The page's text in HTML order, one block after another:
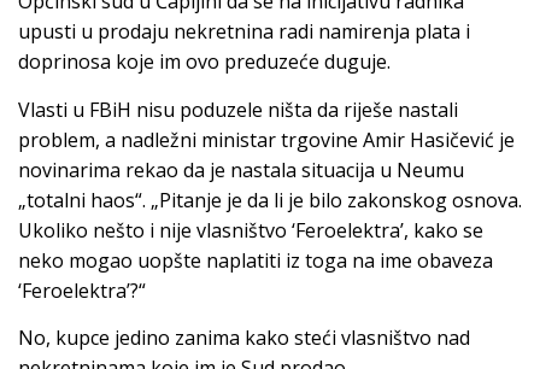
upusti u prodaju nekretnina radi namirenja plata i
doprinosa koje im ovo preduzeće duguje.
Vlasti u FBiH nisu poduzele ništa da riješe nastali
problem, a nadležni ministar trgovine Amir Hasičević je
novinarima rekao da je nastala situacija u Neumu
„totalni haos“. „Pitanje je da li je bilo zakonskog osnova.
Ukoliko nešto i nije vlasništvo ‘Feroelektra’, kako se
neko mogao uopšte naplatiti iz toga na ime obaveza
‘Feroelektra’?“
No, kupce jedino zanima kako steći vlasništvo nad